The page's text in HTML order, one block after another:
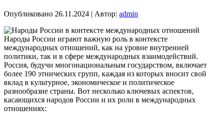
Опубликовано 26.11.2024 | Автор: admin
Народы России играют важную роль в контексте
международных отношений, как на уровне внутренней
политики, так и в сфере международных взаимодействий.
Россия, будучи многонациональным государством, включает
более 190 этнических групп, каждая из которых вносит свой
вклад в культурное, экономическое и политическое
разнообразие страны. Вот несколько ключевых аспектов,
касающихся народов России и их роли в международных
отношениях: